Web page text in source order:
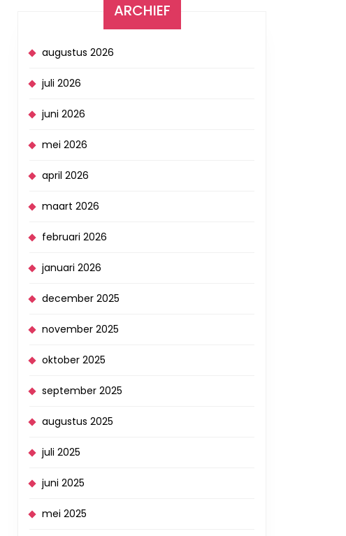
ARCHIEF
augustus 2026
juli 2026
juni 2026
mei 2026
april 2026
maart 2026
februari 2026
januari 2026
december 2025
november 2025
oktober 2025
september 2025
augustus 2025
juli 2025
juni 2025
mei 2025